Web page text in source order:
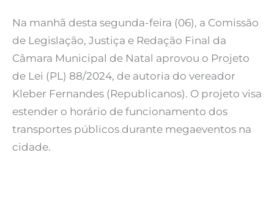
Na manhã desta segunda-feira (06), a Comissão
de Legislação, Justiça e Redação Final da
Câmara Municipal de Natal aprovou o Projeto
de Lei (PL) 88/2024, de autoria do vereador
Kleber Fernandes (Republicanos). O projeto visa
estender o horário de funcionamento dos
transportes públicos durante megaeventos na
cidade.